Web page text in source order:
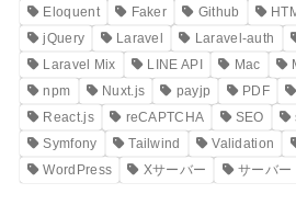
Eloquent
Faker Github
jQuery
Laravel Laravel-auth
Laravel Mix
LINE API Mac
npm
Nuxt.js payjp PDF
React.js
reCAPTCHA SEO
Symfony
Tailwind Validation
WordPress
Xサーバー サーバー